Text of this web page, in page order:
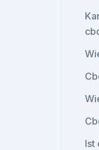
Ist